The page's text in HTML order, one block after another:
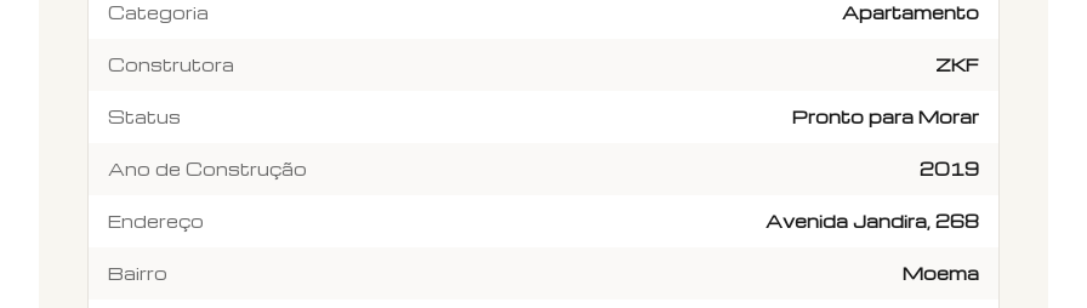
Categoria Apartamento
Construtora ZKF
Status Pronto para Morar
Ano de Construção 2019
Endereço Avenida Jandira, 268
Bairro Moema